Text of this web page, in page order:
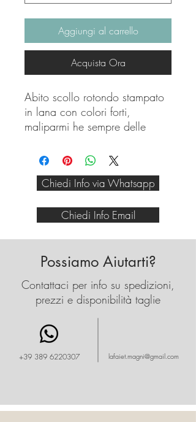
Aggiungi al carrello
Acquista Ora
Abito scollo rotondo stampato
in lana con colori forti,
maliparmi he sempre delle
accendono il tuo look.
Chiedi Info via Whatsapp
Chiedi Info Email
Possiamo Aiutarti?
Contattaci per info su spedizioni,
prezzi e disponibilità taglie
+39 389 6220307 lafaiet.magni@gmail.com